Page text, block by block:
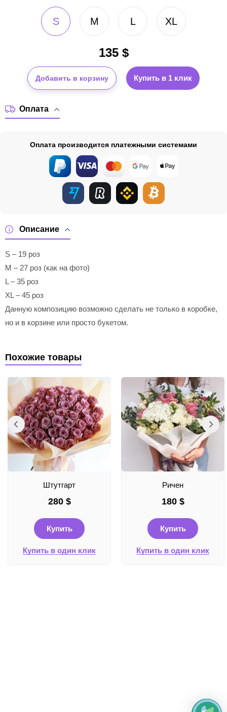
S M L XL
135$
Добавить в корзину Купить в 1 клик
Описание
S – 19 роз
M – 27 роз (как на фото)
L – 35 роз
XL – 45 роз
Данную композицию возможно сделать не только в коробке,
но и в корзине или просто букетом.
Оплата
Оплата производится платежными системами
Похожие товары
Штутгарт
280 $
Купить
Купить в один клик
Ричен
180 $
Купить
Купить в один клик